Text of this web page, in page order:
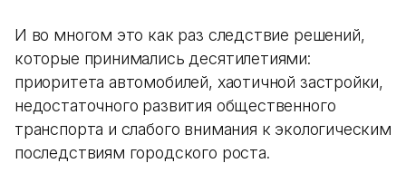
И во многом это как раз следствие решений,
которые принимались десятилетиями:
приоритета автомобилей, хаотичной застройки,
недостаточного развития общественного
транспорта и слабого внимания к экологическим
последствиям городского роста.